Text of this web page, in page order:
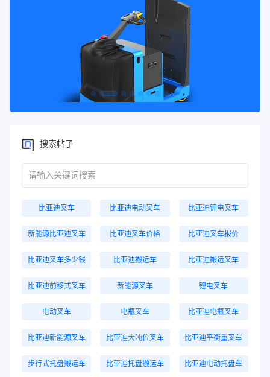
搜索帖子
比亚迪叉车 比亚迪电动叉车 比亚迪锂电叉车
新能源比亚迪叉车 比亚迪叉车价格 比亚迪叉车报价
比亚迪叉车多少钱 比亚迪搬运车 比亚迪搬运叉车
比亚迪前移式叉车 新能源叉车 锂电叉车
电动叉车 电瓶叉车 比亚迪电瓶叉车
比亚迪新能源叉车 比亚迪大吨位叉车 比亚迪平衡重叉车
步行式托盘搬运车 比亚迪托盘搬运车 比亚迪电动托盘车